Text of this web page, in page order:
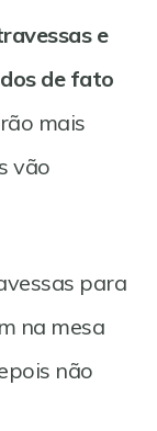
e
de fato
mais
vão
para
na mesa
não